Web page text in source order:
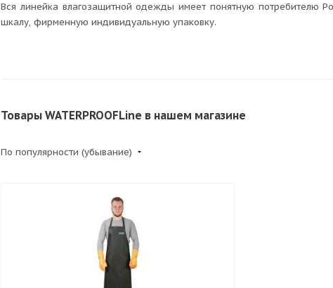
Вся линейка влагозащитной одежды имеет понятную потребителю
шкалу, фирменную индивидуальную упаковку.
Товары WATERPROOFLine в нашем магазине
По популярности (убывание)